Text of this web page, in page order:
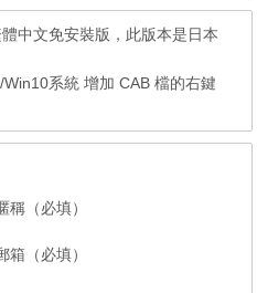
中文免安裝版，此版本是日本
系統 增加 CAB 檔的右鍵
稱（必填）
箱（必填）